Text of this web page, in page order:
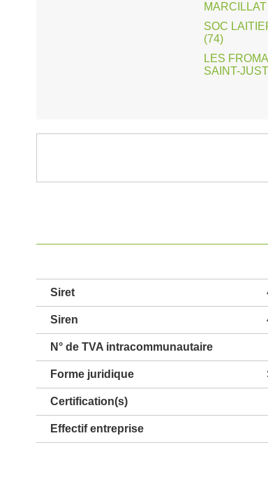
SOC
(74)
LES
SAINT-
Siret
Siren
N° de TVA intracommunautaire
Forme juridique
Certification(s)
Effectif entreprise